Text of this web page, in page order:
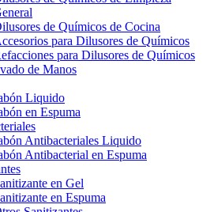
de Químicos de Cocina
para Dilusores de Químicos
para Dilusores de Químicos
de Manos
Liquido
en Espuma
Antibacteriales Liquido
Antibacterial en Espuma
en Gel
en Espuma